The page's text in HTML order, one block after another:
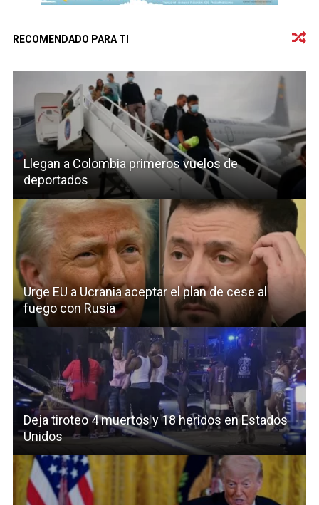
RECOMENDADO PARA TI
Llegan a Colombia primeros vuelos de
deportados
Urge EU a Ucrania aceptar el plan de cese al
fuego con Rusia
Deja tiroteo 4 muertos y 18 heridos en Estados
Unidos